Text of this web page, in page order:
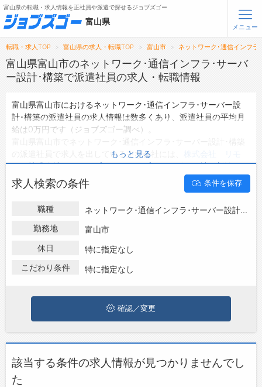
無料会員登録 ログイン
トップ
詳細情報で求人を探す
転職支援サービスについて
転職ノウハウ(応募書類の書き方・面接対策など)
転職・採用コラム
ジョブズゴーについて
お問い合わせ
富山県の転職・求人情報を正社員や派遣で探せるジョブズゴー
富山県
メニュー
転職・求人TOP 富山県の求人・転職TOP 富山市 ネットワーク･通信インフラ
富山県富山市のネットワーク･通信インフラ･サーバ
ー設計･構築で派遣社員の求人・転職情報
富山県富山市におけるネットワーク･通信インフラ･サーバー設
計･構築の派遣社員の求人情報は数多くあり、派遣社員の平均月
給は0万円です（ジョブズゴー調べ）。
の派遣社員で求人を出している主な会社には、
ワ・株式会社 テクノプロ テクノプロ・デザイン社 新潟サテ
ライト・ テクノトラスト 株式会社
などがあり、未経験や短期等
ご希望の条件で絞り込みができます。
富山県富山市の地域密着型の求人サイトであるジョブズゴーでは
富山県富山市の派遣社員として働けるネットワーク･通信インフ
ラ･サーバー設計･構築の求人情報を0件取り扱っています。
第二新卒から50代・60代以上の方の再就職も可能です。 富山県
富山市でネットワーク･通信インフラ･サーバー設計･構築の派遣
社員の求人・転職情報を探している方は、ぜひ興味のある職種に
もっと見る
求人検索の条件 条件を保存
職種
ネットワーク･通信インフラ･サーバー設計･構築
勤務地
富山市
休日
特に指定なし
こだわり条件
特に指定なし
確認／変更
該当する条件の求人情報が見つかりませんでし
た